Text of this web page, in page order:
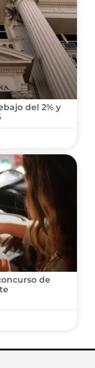
del 2% y
de